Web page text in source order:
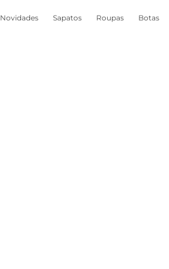
Novidades Sapatos Roupas Botas